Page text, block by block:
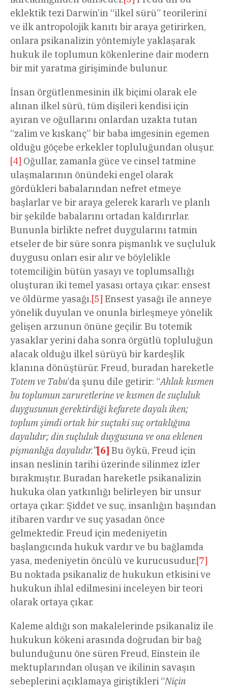
eklektik tezi Darwin’in “ilkel sürü” teorilerini
ve ilk antropolojik kanıtı bir araya getirirken,
onlara psikanalizin yöntemiyle yaklaşarak
hukuk ile toplumun kökenlerine dair modern
bir mit yaratma girişiminde bulunur.
İnsan örgütlenmesinin ilk biçimi olarak ele
alınan ilkel sürü, tüm dişileri kendisi için
ayıran ve oğullarını onlardan uzakta tutan
“zalim ve kıskanç” bir baba imgesinin egemen
olduğu göçebe erkekler topluluğundan oluşur.
[4] Oğullar, zamanla güce ve cinsel tatmine
ulaşmalarının önündeki engel olarak
gördükleri babalarından nefret etmeye
başlarlar ve bir araya gelerek kararlı ve planlı
bir şekilde babalarını ortadan kaldırırlar.
Bununla birlikte nefret duygularını tatmin
etseler de bir süre sonra pişmanlık ve suçluluk
duygusu onları esir alır ve böylelikle
totemciliğin bütün yasayı ve toplumsallığı
oluşturan iki temel yasası ortaya çıkar: ensest
ve öldürme yasağı.[5] Ensest yasağı ile anneye
yönelik duyulan ve onunla birleşmeye yönelik
gelişen arzunun önüne geçilir. Bu totemik
yasaklar yerini daha sonra örgütlü topluluğun
alacak olduğu ilkel sürüyü bir kardeşlik
klanına dönüştürür. Freud, buradan hareketle
Totem ve Tabu’da şunu dile getirir: “Ahlak kısmen
bu toplumun zaruretlerine ve kısmen de suçluluk
duygusunun gerektirdiği kefarete dayalı iken;
toplum şimdi ortak bir suçtaki suç ortaklığına
dayalıdır; din suçluluk duygusuna ve ona eklenen
pişmanlığa dayalıdır.”[6] Bu öykü, Freud için
insan neslinin tarihi üzerinde silinmez izler
bırakmıştır. Buradan hareketle psikanalizin
hukuka olan yatkınlığı belirleyen bir unsur
ortaya çıkar: Şiddet ve suç, insanlığın başından
itibaren vardır ve suç yasadan önce
gelmektedir. Freud için medeniyetin
başlangıcında hukuk vardır ve bu bağlamda
yasa, medeniyetin öncülü ve kurucusudur.[7]
Bu noktada psikanaliz de hukukun etkisini ve
hukukun ihlal edilmesini inceleyen bir teori
olarak ortaya çıkar.
Kaleme aldığı son makalelerinde psikanaliz ile
hukukun kökeni arasında doğrudan bir bağ
bulunduğunu öne süren Freud, Einstein ile
mektuplarından oluşan ve ikilinin savaşın
sebeplerini açıklamaya giriştikleri “Niçin